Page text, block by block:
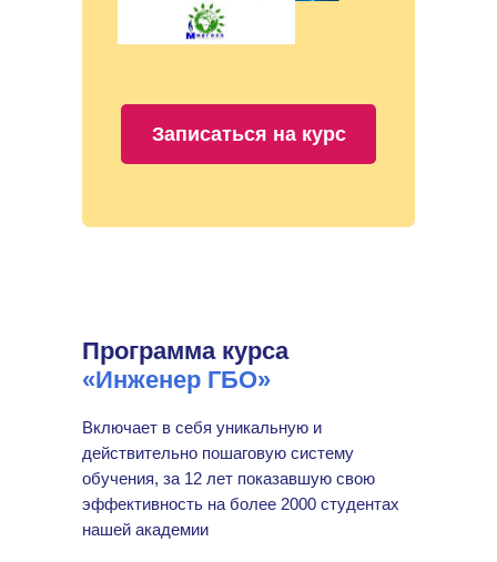
Записаться на курс
Программа курса
«Инженер ГБО»
Включает в себя уникальную и
действительно пошаговую систему
обучения, за 12 лет показавшую свою
эффективность на более 2000 студентах
нашей академии